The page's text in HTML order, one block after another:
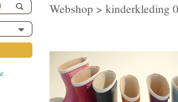
Webshop > kinderkleding